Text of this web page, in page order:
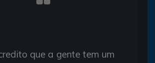
que a gente tem um